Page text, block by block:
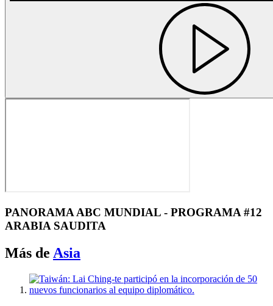
PANORAMA ABC MUNDIAL - PROGRAMA #12
ARABIA SAUDITA
Más de Asia